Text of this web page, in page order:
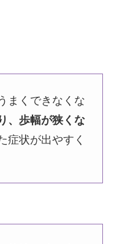
まくできなくな
、歩幅が狭くな
症状が出やすく